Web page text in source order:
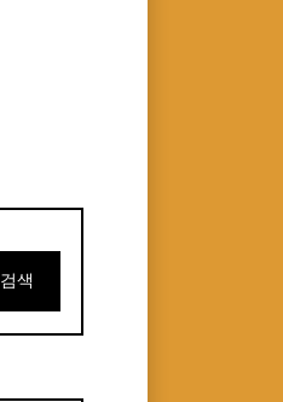
검색